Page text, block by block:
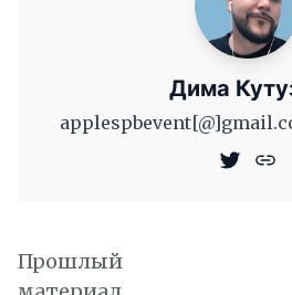
Дима
Прошлый